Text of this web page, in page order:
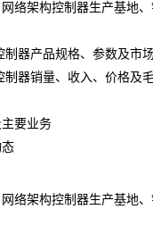
架构控制器生产基地、
产品规格、参数及市
销量、收入、价格及
要业务
架构控制器生产基地、